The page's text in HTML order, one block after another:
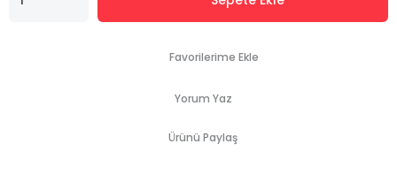
Yorum Yaz
Ürünü Paylaş